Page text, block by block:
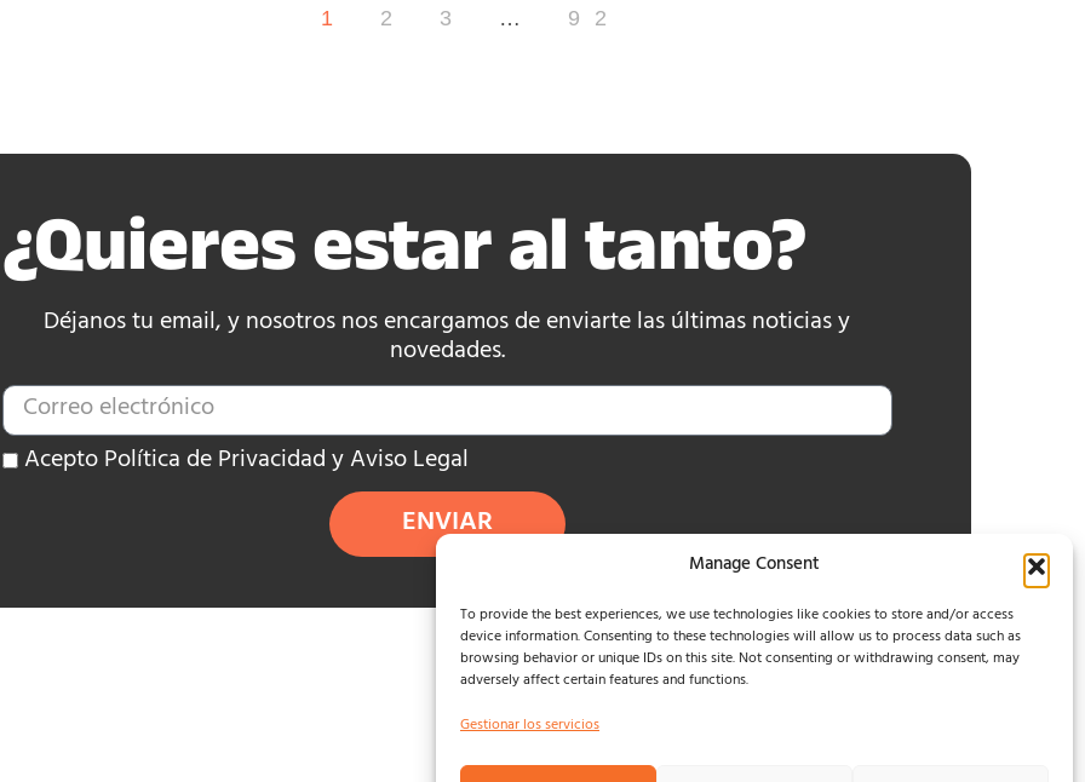
Manage Consent
To provide the best experiences, we use technologies like cookies to store and/or access
device information. Consenting to these technologies will allow us to process data such as
browsing behavior or unique IDs on this site. Not consenting or withdrawing consent, may
adversely affect certain features and functions.
Gestionar los servicios
1 2 3 … 92
¿Quieres estar al tanto?
Déjanos tu email, y nosotros nos encargamos de enviarte las últimas noticias y
novedades.
Acepto Política de Privacidad y Aviso Legal
ENVIAR